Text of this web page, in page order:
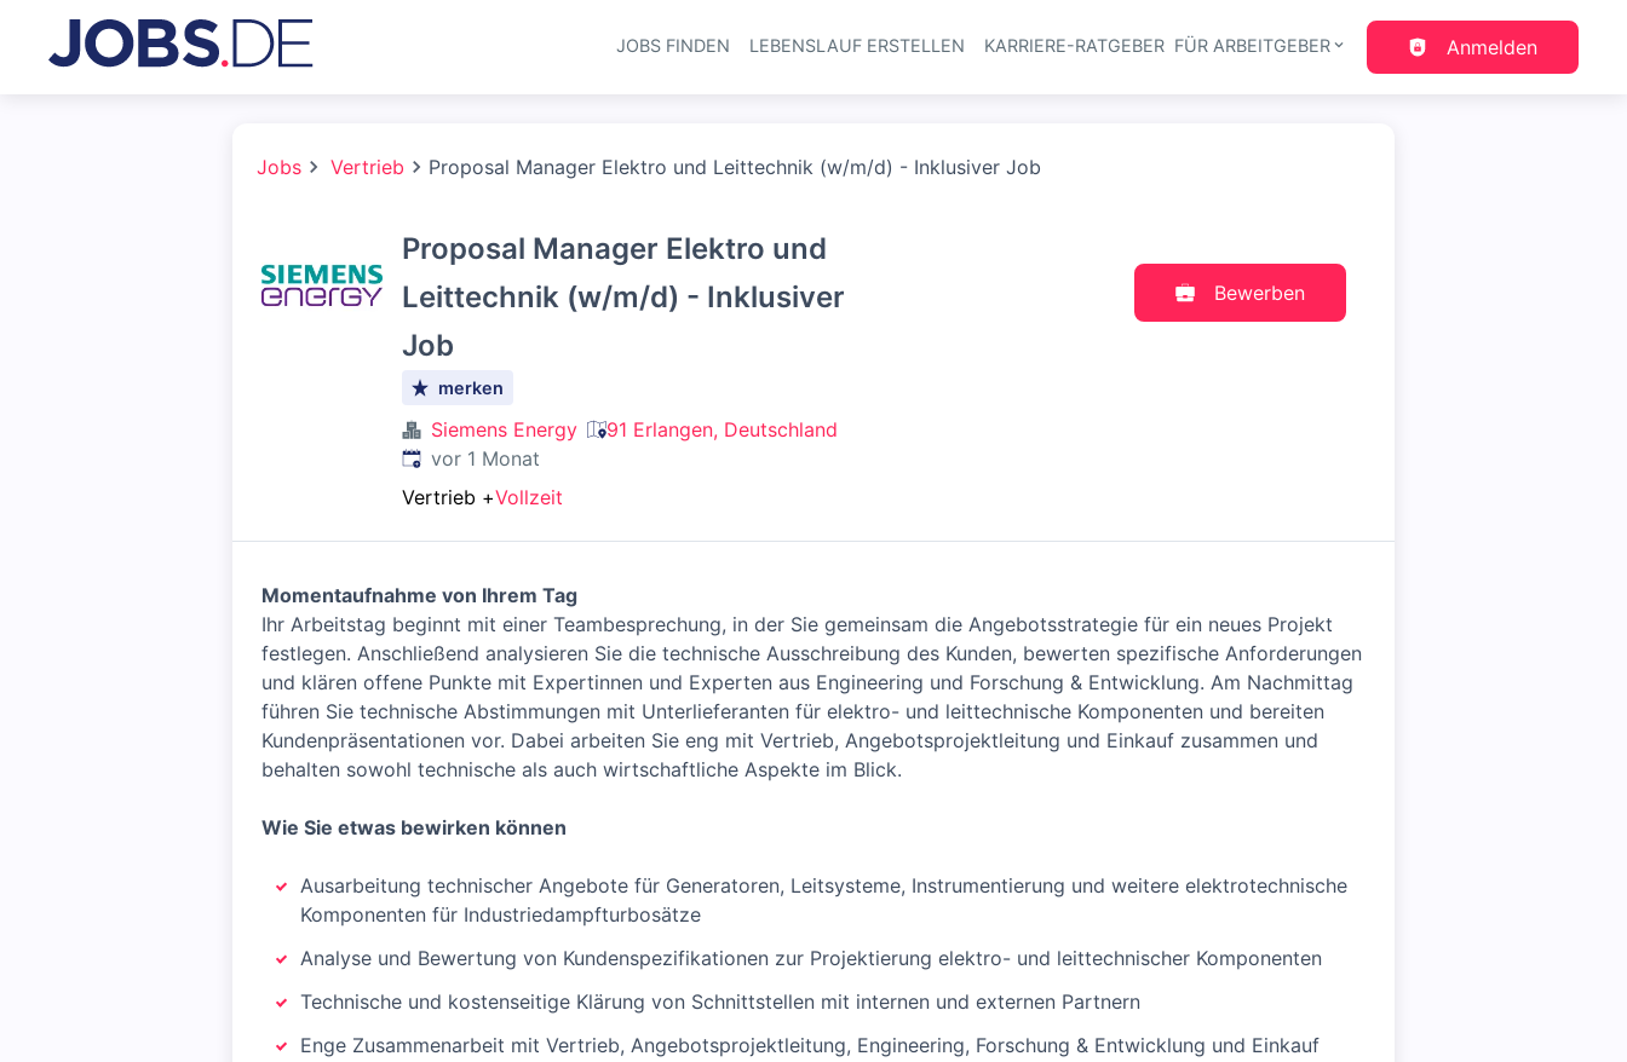
Haupt-Navigation
JOBS FINDEN LEBENSLAUF ERSTELLEN KARRIERE-RATGEBER FÜR ARBEITGEBER Anmelden
Jobs Vertrieb Proposal Manager Elektro und Leittechnik (w/m/d) - Inklusiver Job
Proposal Manager Elektro und
Leittechnik (w/m/d) - Inklusiver
Job
merken
Siemens Energy
91 Erlangen, Deutschland
Veröffentlicht:
vor 1 Monat
Vertrieb +Vollzeit
Bewerben
Momentaufnahme von Ihrem Tag
Ihr Arbeitstag beginnt mit einer Teambesprechung, in der Sie gemeinsam die Angebotsstrategie für ein neues Projekt
festlegen. Anschließend analysieren Sie die technische Ausschreibung des Kunden, bewerten spezifische Anforderungen
und klären offene Punkte mit Expertinnen und Experten aus Engineering und Forschung & Entwicklung. Am Nachmittag
führen Sie technische Abstimmungen mit Unterlieferanten für elektro- und leittechnische Komponenten und bereiten
Kundenpräsentationen vor. Dabei arbeiten Sie eng mit Vertrieb, Angebotsprojektleitung und Einkauf zusammen und
behalten sowohl technische als auch wirtschaftliche Aspekte im Blick.
Wie Sie etwas bewirken können
Ausarbeitung technischer Angebote für Generatoren, Leitsysteme, Instrumentierung und weitere elektrotechnische
Komponenten für Industriedampfturbosätze
Analyse und Bewertung von Kundenspezifikationen zur Projektierung elektro- und leittechnischer Komponenten
Technische und kostenseitige Klärung von Schnittstellen mit internen und externen Partnern
Enge Zusammenarbeit mit Vertrieb, Angebotsprojektleitung, Engineering, Forschung & Entwicklung und Einkauf